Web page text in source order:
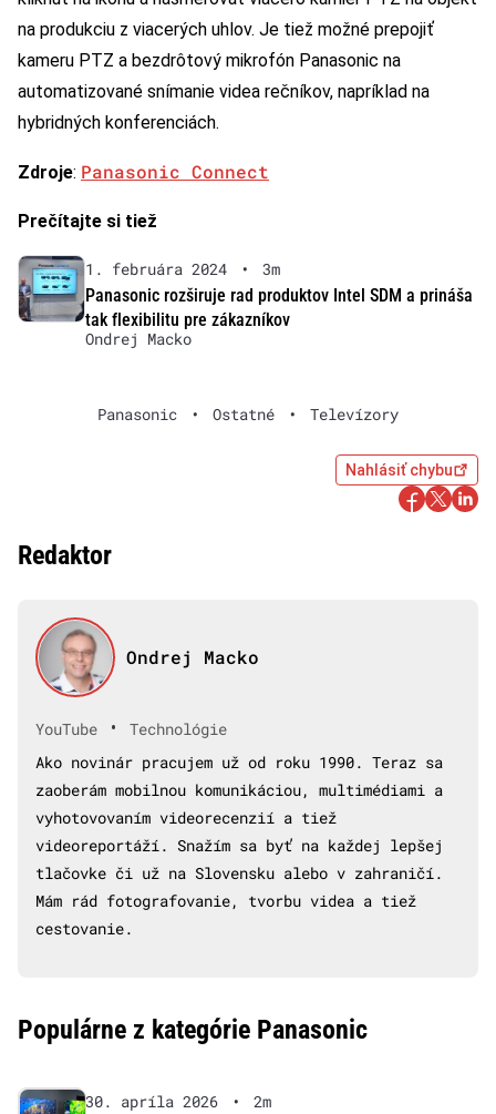
na produkciu z viacerých uhlov. Je tiež možné prepojiť
kameru PTZ a bezdrôtový mikrofón Panasonic na
automatizované snímanie videa rečníkov, napríklad na
hybridných konferenciách.
Zdroje: Panasonic Connect
Prečítajte si tiež
1. februára 2024 •
3m
Panasonic rozširuje rad produktov Intel SDM a prináša
tak flexibilitu pre zákazníkov
Ondrej Macko
Panasonic • Ostatné • Televízory
Nahlásiť chybu
Redaktor
Ondrej Macko
YouTube •
Technológie
Ako novinár pracujem už od roku 1990. Teraz sa
zaoberám mobilnou komunikáciou, multimédiami a
vyhotovovaním videorecenzií a tiež
videoreportáží. Snažím sa byť na každej lepšej
tlačovke či už na Slovensku alebo v zahraničí.
Mám rád fotografovanie, tvorbu videa a tiež
cestovanie.
Populárne z kategórie Panasonic
30. apríla 2026 •
2m